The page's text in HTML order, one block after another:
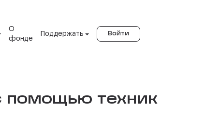
О
фонде
Поддержать Войти
помощью техник